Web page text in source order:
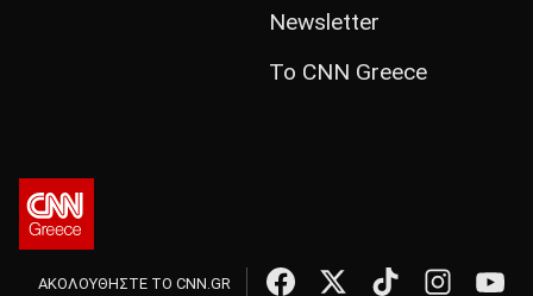
Newsletter
Το CNN Greece
ΑΚΟΛΟΥΘΗΣΤΕ ΤΟ CNN.GR